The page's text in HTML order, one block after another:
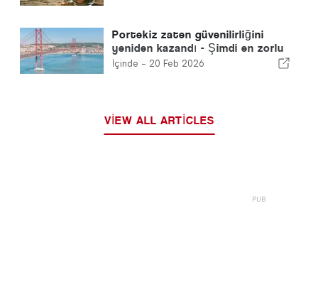
Portekiz zaten güvenilirliğini
yeniden kazandı - Şimdi en zorlu
aşama başlıyor
İçinde - 20 Feb 2026
VIEW ALL ARTICLES